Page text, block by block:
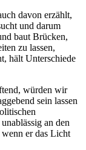
davon erzählt,
und darum
baut Brücken,
zu lassen,
hält Unterschiede
würden wir
sein lassen
an den
er das Licht